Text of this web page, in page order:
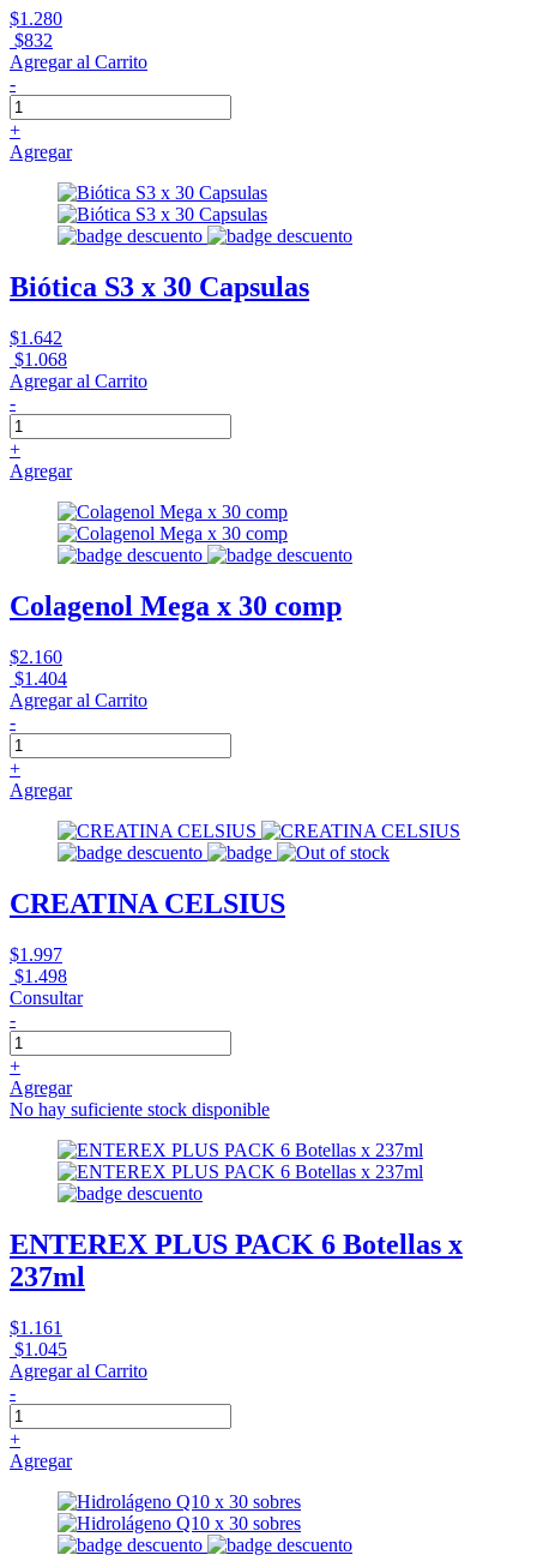
$1.280
$832
Agregar al Carrito
-
+
Agregar
Biótica S3 x 30 Capsulas
$1.642
$1.068
Agregar al Carrito
-
+
Agregar
Colagenol Mega x 30 comp
$2.160
$1.404
Agregar al Carrito
-
+
Agregar
CREATINA CELSIUS
$1.997
$1.498
Consultar
-
+
Agregar
No hay suficiente stock disponible
ENTEREX PLUS PACK 6 Botellas x
237ml
$1.161
$1.045
Agregar al Carrito
-
+
Agregar